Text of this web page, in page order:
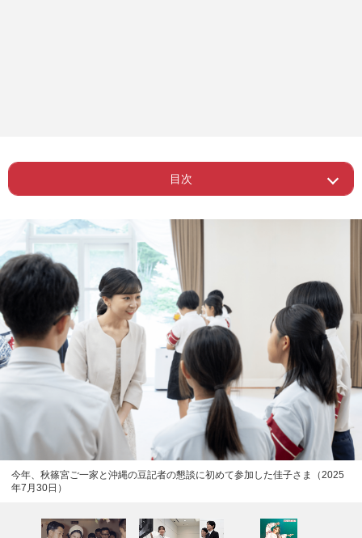
目次
Page 1 ー 上皇ご夫妻による沖縄県訪問
Page 2 ー 原爆死没者慰霊碑に供花し、拝礼
今年、秋篠宮ご一家と沖縄の豆記者の懇談に初めて参加した佳子さま（2025
年7月30日）